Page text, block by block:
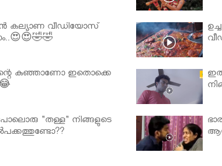
കല്യാണ വീഡിയോസ്
കുഞ്ഞാണോ ഇതൊക്കെ
"തള്ള" നിങ്ങളുടെ